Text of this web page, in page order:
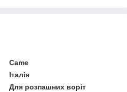
Came
Італія
Для розпашних воріт